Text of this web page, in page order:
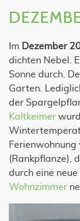
Im Dezember
dichten Nebel.
Sonne durch.
Garten.
der
Kaltkeimer
(Rankpflanze),
durch eine
Wohnzimmer